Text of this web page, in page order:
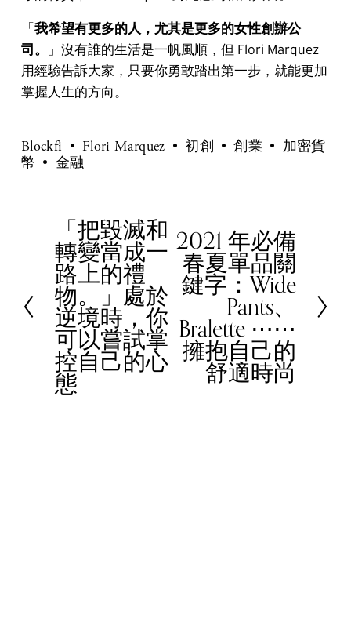
「我希望有更多的人，尤其是更多的女性創辦公
司。
」沒有誰的生活是一帆風順，但 Flori Marquez
用經驗告訴大家，只要你勇敢踏出第一步，就能更加
掌握人生的方向。
Blockfi Flori Marquez 初創 創業
加密貨
幣
金融
r
e
v
i
o
u
s
「把毀滅和
轉變當成一
路上的禮
物。」處於
逆境時，你
可以嘗試掌
控自己的心
態
N
x
2021 年必備
春夏單品關
鍵字：Wide
Pants、
Bralette ⋯⋯
擁抱自己的
舒適時尚